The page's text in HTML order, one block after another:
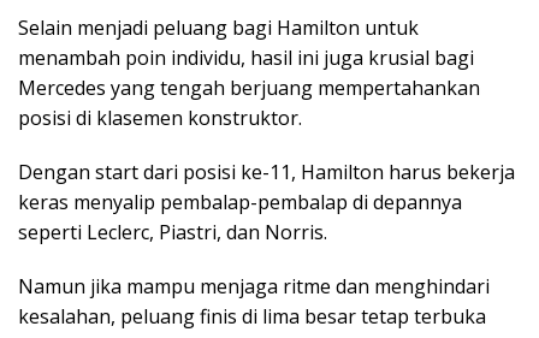
Selain menjadi peluang bagi Hamilton untuk
menambah poin individu, hasil ini juga krusial bagi
Mercedes yang tengah berjuang mempertahankan
posisi di klasemen konstruktor.
Dengan start dari posisi ke-11, Hamilton harus bekerja
keras menyalip pembalap-pembalap di depannya
seperti Leclerc, Piastri, dan Norris.
Namun jika mampu menjaga ritme dan menghindari
kesalahan, peluang finis di lima besar tetap terbuka